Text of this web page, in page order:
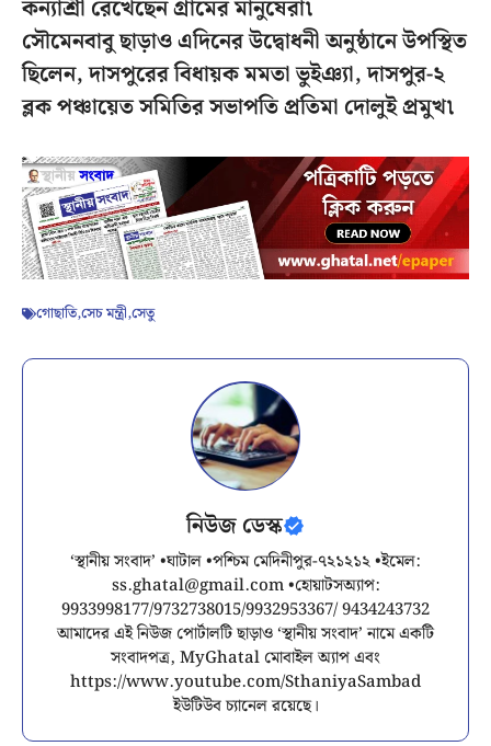
কন্যাশ্রী রেখেছেন গ্রামের মানুষেরা৷
সৌমেনবাবু ছাড়াও এদিনের উদ্বোধনী অনুষ্ঠানে উপস্থিত
ছিলেন, দাসপুরের বিধায়ক মমতা ভুইঞ্যা, দাসপুর-২
ব্লক পঞ্চায়েত সমিতির সভাপতি প্রতিমা দোলুই প্রমুখ৷
গোছাতি,সেচ মন্ত্রী,সেতু
নিউজ ডেস্ক
‘স্থানীয় সংবাদ’ •ঘাটাল •পশ্চিম মেদিনীপুর-৭২১২১২ •ইমেল:
ss.ghatal@gmail.com•হোয়াটসঅ্যাপ:
9933998177/9732738015/9932953367/ 9434243732
আমাদের এই নিউজ পোর্টালটি ছাড়াও ‘স্থানীয় সংবাদ’ নামে একটি
সংবাদপত্র, MyGhatal মোবাইল অ্যাপ এবং
https://www.youtube.com/SthaniyaSambad
ইউটিউব চ্যানেল রয়েছে।